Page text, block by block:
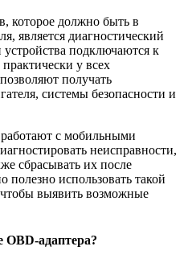
которое должно быть в
является диагностический
подключаются к
у всех
получать
системы безопасности и
с мобильными
неисправности,
сбрасывать их после
полезно использовать такой
чтобы выявить возможные
адаптера?